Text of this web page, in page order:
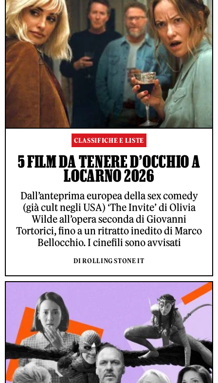
CLASSIFICHE E LISTE
5 FILM DA TENERE D’OCCHIO A
LOCARNO 2026
Dall’anteprima europea della sex comedy
(già cult negli USA) ‘The Invite’ di Olivia
Wilde all’opera seconda di Giovanni
Tortorici, fino a un ritratto inedito di Marco
Bellocchio. I cinefili sono avvisati
DI ROLLING STONE IT